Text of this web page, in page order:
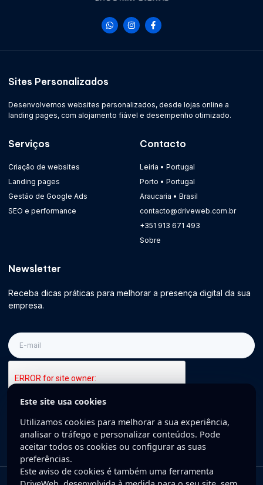
Sites Personalizados
Desenvolvemos websites personalizados, desde lojas online a
landing pages, com alojamento fiável e desempenho otimizado.
Serviços
Criação de websites
Landing pages
Gestão de Google Ads
SEO e performance
Contacto
Leiria • Portugal
Porto • Portugal
Araucaria • Brasil
contacto@driveweb.com.br
+351 913 671 493
Sobre
Newsletter
Receba dicas práticas para melhorar a presença digital da sua
empresa.
E-
mail
Inscreva-se
Este site usa cookies
Utilizamos cookies para melhorar a sua experiência,
analisar o tráfego e personalizar conteúdos. Pode
aceitar todos os cookies ou configurar as suas
preferências.
Este aviso de cookies é também uma ferramenta